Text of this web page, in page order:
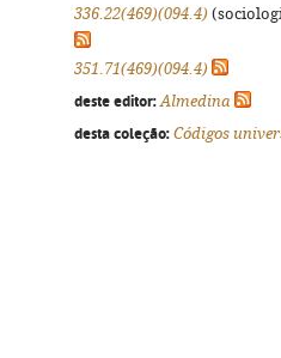
336.22(469)(094.4)
351.71(469)(094.4)
deste editor: Almedina
desta coleção: Códigos